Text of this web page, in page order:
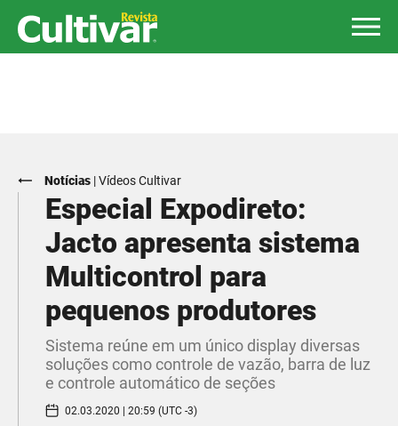
Notícias |Vídeos Cultivar
Especial Expodireto:
Jacto apresenta sistema
Multicontrol para
pequenos produtores
Sistema reúne em um único display diversas
soluções como controle de vazão, barra de luz
e controle automático de seções
02.03.2020 | 20:59 (UTC -3)